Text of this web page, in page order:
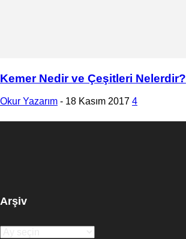
Kemer Nedir ve Çeşitleri Nelerdir?
Okur Yazarım - 18 Kasım 2017 4
Arşiv